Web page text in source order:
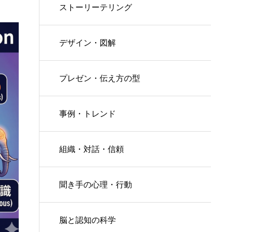
ストーリーテリング
デザイン・図解
プレゼン・伝え方の型
事例・トレンド
組織・対話・信頼
聞き手の心理・行動
脳と認知の科学